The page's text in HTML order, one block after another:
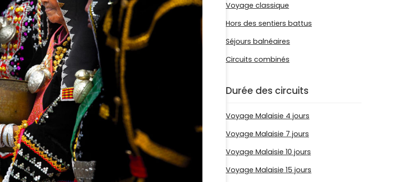
Voyage classique
Hors des sentiers battus
Séjours balnéaires
Circuits combinés
Durée des circuits
Voyage Malaisie 4 jours
Voyage Malaisie 7 jours
Voyage Malaisie 10 jours
Voyage Malaisie 15 jours